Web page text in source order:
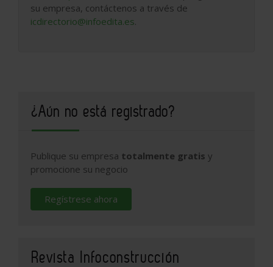
su empresa, contáctenos a través de
icdirectorio@infoedita.es.
¿Aún no está registrado?
Publique su empresa totalmente gratis y
promocione su negocio
Regístrese ahora
Revista Infoconstrucción